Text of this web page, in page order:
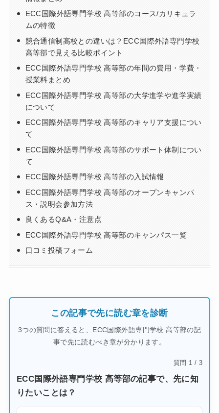
ECC国際外語専門学校 高等部のコース/カリキュラ
ムの特徴
競合通信制高校との違いは？ECC国際外語専門学校
高等部で見える比較ポイント
ECC国際外語専門学校 高等部の年間の費用・学費・
授業料まとめ
ECC国際外語専門学校 高等部の大学進学や進学実績
について
ECC国際外語専門学校 高等部のキャリア支援につい
て
ECC国際外語専門学校 高等部のサポート体制につい
て
ECC国際外語専門学校 高等部の入試情報
ECC国際外語専門学校 高等部のオープンキャンパ
ス・説明会参加方法
良くあるQ&A・注意点
ECC国際外語専門学校 高等部のキャンパス一覧
口コミ投稿フォーム
この記事で先に読む章を診断
3つの質問に答えると、ECC国際外語専門学校 高等部の記
事で先に読むべき章が分かります。
質問 1 / 3
ECC国際外語専門学校 高等部の記事で、先に知
りたいことは？